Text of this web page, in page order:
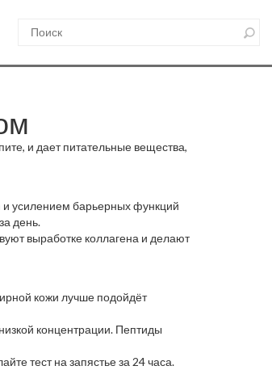
и дает питательные вещества,
усилением барьерных функций
день.
выработке коллагена и делают
кожи лучше подойдёт
концентрации. Пептиды
тест на запястье за 24 часа.